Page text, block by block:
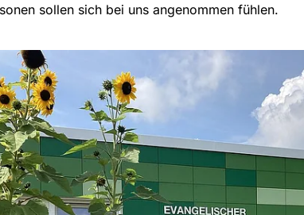
sollen sich bei uns angenommen fühlen.